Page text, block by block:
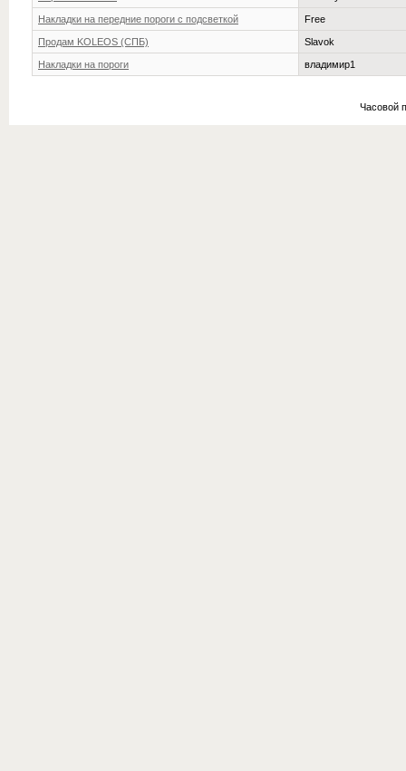
Накладки на передние пороги с подсветкой Free
Продам KOLEOS (СПБ) Slavok
Накладки на пороги владимир1
Часовой